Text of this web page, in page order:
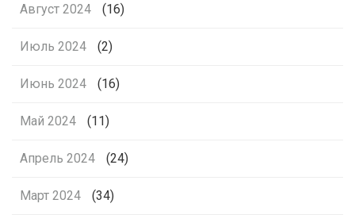
Август 2024 (16)
Июль 2024 (2)
Июнь 2024 (16)
Май 2024 (11)
Апрель 2024 (24)
Март 2024 (34)